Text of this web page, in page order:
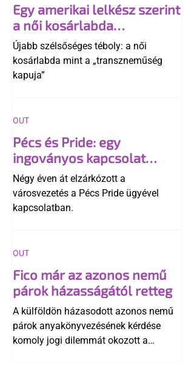
Egy amerikai lelkész szerint
a női kosárlabda
transzneműséghez vezet
Újabb szélsőséges téboly: a női
kosárlabda mint a „transzneműség
kapuja”
Pécs és Pride: egy
ingoványos kapcsolat
története
Négy éven át elzárkózott a
városvezetés a Pécs Pride ügyével
kapcsolatban.
OUT
Fico már az azonos nemű
párok házasságától retteg
A külföldön házasodott azonos nemű
párok anyakönyvezésének kérdése
komoly jogi dilemmát okozott a
OUT